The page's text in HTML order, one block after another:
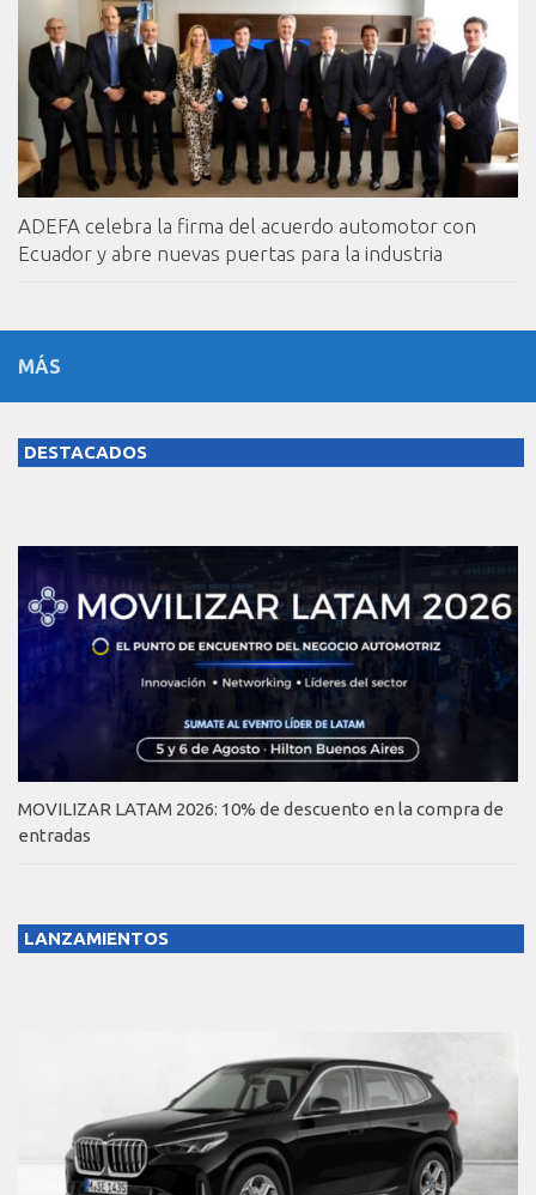
ADEFA celebra la firma del acuerdo automotor con
Ecuador y abre nuevas puertas para la industria
MÁS
DESTACADOS
MOVILIZAR LATAM 2026: 10% de descuento en la compra de
entradas
LANZAMIENTOS